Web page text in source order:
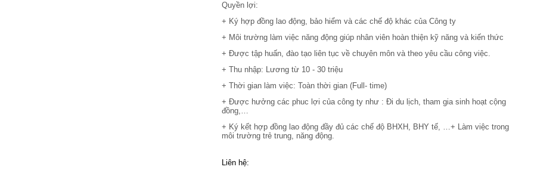
Quyền lợi:
+ Ký hợp đồng lao động, bảo hiểm và các chế độ khác của Công ty
+ Môi trường làm việc năng động giúp nhân viên hoàn thiện kỹ năng và kiến thức
+ Được tập huấn, đào tạo liên tục về chuyên môn và theo yêu cầu công việc.
+ Thu nhập: Lương từ 10 - 30 triệu
+ Thời gian làm việc: Toàn thời gian (Full- time)
+ Được hưởng các phuc lợi của công ty như : Đi du lịch, tham gia sinh hoạt cộng
đồng,…
+ Ký kết hợp đồng lao động đầy đủ các chế độ BHXH, BHY tế, …+ Làm việc trong
môi trường trẻ trung, năng động.
Liên hệ: